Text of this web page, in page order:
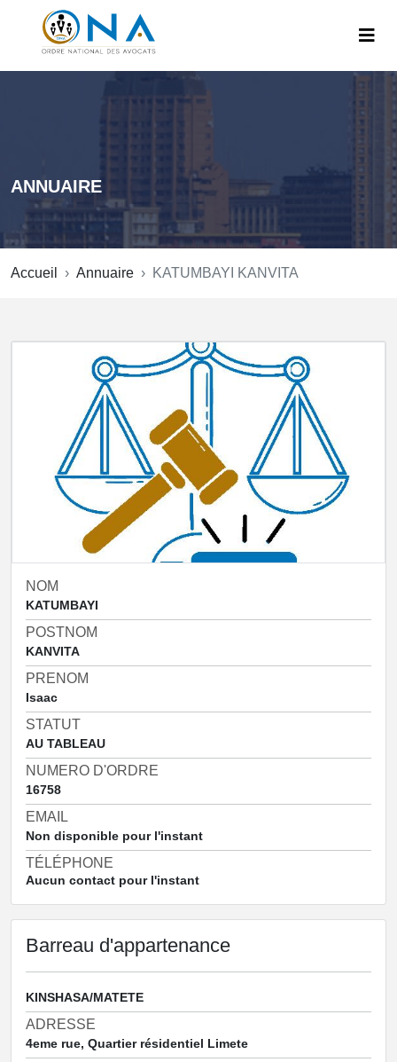
ANNUAIRE
Accueil Annuaire KATUMBAYI KANVITA
NOM
KATUMBAYI
POSTNOM
KANVITA
PRENOM
Isaac
STATUT
AU TABLEAU
NUMERO D'ORDRE
16758
EMAIL
Non disponible pour l'instant
TÉLÉPHONE
Aucun contact pour l'instant
Barreau d'appartenance
KINSHASA/MATETE
ADRESSE
4eme rue, Quartier résidentiel Limete